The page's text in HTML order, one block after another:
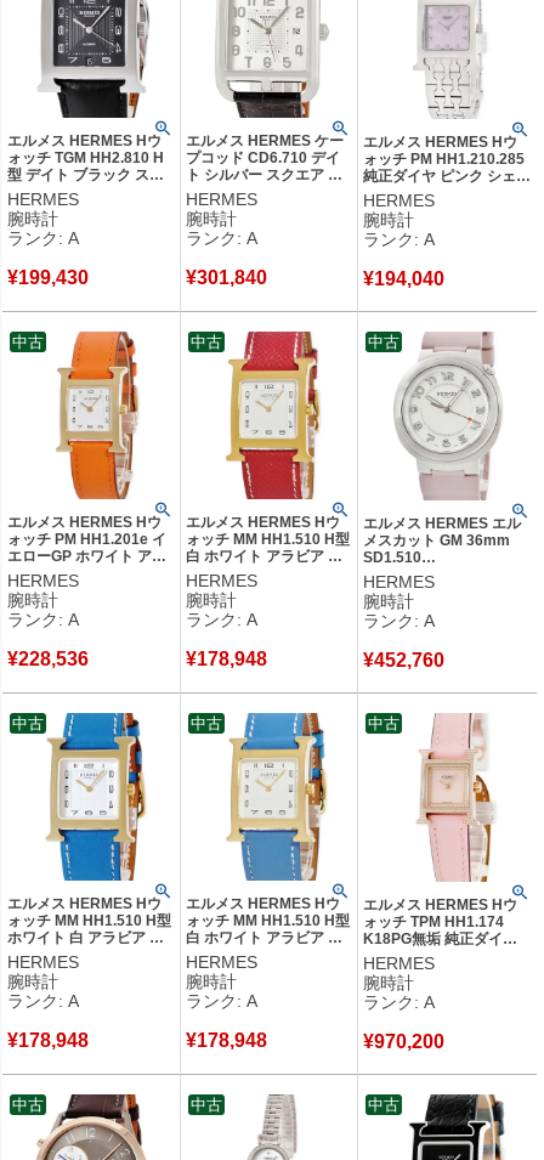
エルメス HERMES Hウ
ォッチ TGM HH2.810 H
型 デイト ブラック スク
エア アラビア 3針 メンズ
腕時計自動巻き ブラック
【中古】中古美品
HERMES
腕時計
ランク: A
¥199,430
エルメス HERMES ケー
プコッド CD6.710 デイ
ト シルバー スクエア 角
型 アラビア メンズ 腕時
計自動巻き シルバー
【中古】中古美品
HERMES
腕時計
ランク: A
¥301,840
エルメス HERMES Hウ
ォッチ PM HH1.210.285
純正ダイヤ ピンク シェル
H型 スクエア レディース
腕時計クオーツ ピンク
【中古】中古美品
HERMES
腕時計
ランク: A
¥194,040
エルメス HERMES Hウ
ォッチ PM HH1.201e イ
エローGP ホワイト アラ
ビア H型 スクエア レデ
ィース 腕時計クオーツ
ホワイト 【中古】中古美
品
HERMES
腕時計
ランク: A
¥228,536
中古
エルメス HERMES Hウ
ォッチ MM HH1.510 H型
白 ホワイト アラビア ギ
ョウシェ メンズ レディ
ース 腕時計クオーツ ホ
ワイト 【中古】中古美品
HERMES
腕時計
ランク: A
¥178,948
中古
エルメス HERMES エル
メスカット GM 36mm
SD1.510
W404927WW00 アラビ
ア ユニセックス メンズ
レディース 腕時計自動巻
き シルバー 【中古】中古
HERMES
腕時計
ランク: A
¥452,760
中古
エルメス HERMES Hウ
ォッチ MM HH1.510 H型
ホワイト 白 アラビア ギ
ョウシェ メンズ レディ
ース 腕時計クオーツ ホ
ワイト 【中古】中古美品
HERMES
腕時計
ランク: A
¥178,948
中古
エルメス HERMES Hウ
ォッチ MM HH1.510 H型
白 ホワイト アラビア ギ
ョウシェ メンズ レディ
ース 腕時計クオーツ ホ
ワイト 【中古】中古美品
HERMES
腕時計
ランク: A
¥178,948
中古
エルメス HERMES Hウ
ォッチ TPM HH1.174
K18PG無垢 純正ダイヤ
ピンク H型 レディース 腕
時計クオーツ ピンク 【中
古】中古美品
HERMES
腕時計
ランク: A
¥970,200
中古
中古 中古 中古